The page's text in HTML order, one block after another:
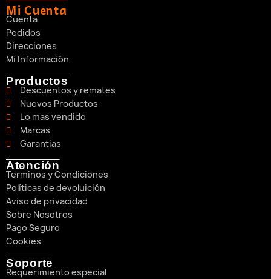
Mi Cuenta
Cuenta
Pedidos
Direcciones
Mi Información
Productos
Descuentos y remates
Nuevos Productos
Lo mas vendido
Marcas
Garantias
Atención
Terminos y Condiciones
Políticas de devoluición
Aviso de privacidad
Sobre Nosotros
Pago Seguro
Cookies
Soporte
Requerimiento especial